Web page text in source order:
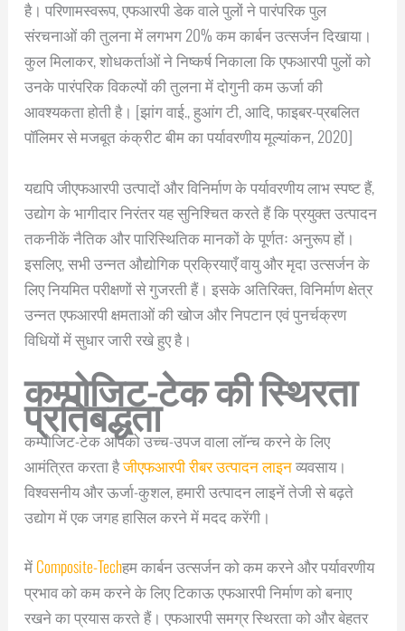
है। परिणामस्वरूप, एफआरपी डेक वाले पुलों ने पारंपरिक पुल
संरचनाओं की तुलना में लगभग 20% कम कार्बन उत्सर्जन दिखाया।
कुल मिलाकर, शोधकर्ताओं ने निष्कर्ष निकाला कि एफआरपी पुलों को
उनके पारंपरिक विकल्पों की तुलना में दोगुनी कम ऊर्जा की
आवश्यकता होती है। [झांग वाई., हुआंग टी, आदि, फाइबर-प्रबलित
पॉलिमर से मजबूत कंक्रीट बीम का पर्यावरणीय मूल्यांकन, 2020]
यद्यपि जीएफआरपी उत्पादों और विनिर्माण के पर्यावरणीय लाभ स्पष्ट हैं,
उद्योग के भागीदार निरंतर यह सुनिश्चित करते हैं कि प्रयुक्त उत्पादन
तकनीकें नैतिक और पारिस्थितिक मानकों के पूर्णतः अनुरूप हों।
इसलिए, सभी उन्नत औद्योगिक प्रक्रियाएँ वायु और मृदा उत्सर्जन के
लिए नियमित परीक्षणों से गुजरती हैं। इसके अतिरिक्त, विनिर्माण क्षेत्र
उन्नत एफआरपी क्षमताओं की खोज और निपटान एवं पुनर्चक्रण
विधियों में सुधार जारी रखे हुए है।
कम्पोजिट-टेक की स्थिरता
प्रतिबद्धता
कम्पोजिट-टेक आपको उच्च-उपज वाला लॉन्च करने के लिए
आमंत्रित करता हैजीएफआरपी रीबर उत्पादन लाइनव्यवसाय।
विश्वसनीय और ऊर्जा-कुशल, हमारी उत्पादन लाइनें तेजी से बढ़ते
उद्योग में एक जगह हासिल करने में मदद करेंगी।
मेंComposite-Techहम कार्बन उत्सर्जन को कम करने और पर्यावरणीय
प्रभाव को कम करने के लिए टिकाऊ एफआरपी निर्माण को बनाए
रखने का प्रयास करते हैं। एफआरपी समग्र स्थिरता को और बेहतर